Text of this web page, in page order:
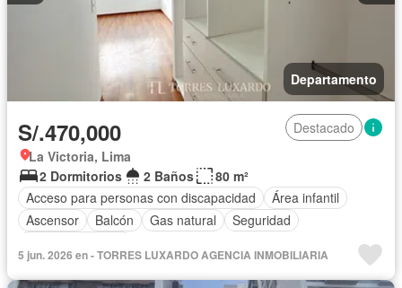
Departamento
S/.470,000
Destacado
La Victoria, Lima
2 Dormitorios
2 Baños
80 m²
Acceso para personas con discapacidad
Área infantil
Ascensor
Balcón Gas natural
Seguridad
5 jun. 2026 en - TORRES LUXARDO AGENCIA INMOBILIARIA